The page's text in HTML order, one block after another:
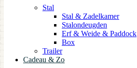
Stal
Stal & Zadelkamer
Stalondeugden
Erf & Weide & Paddock
Box
Trailer
Cadeau & Zo